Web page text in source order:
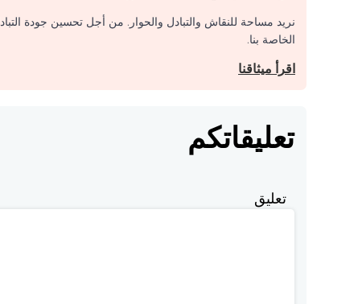
نريد مساحة للنقاش والتبادل والحوار. من أجل تحسين جودة
الخاصة بنا.
اقرأ ميثاقنا
تعليقاتكم
تعليق